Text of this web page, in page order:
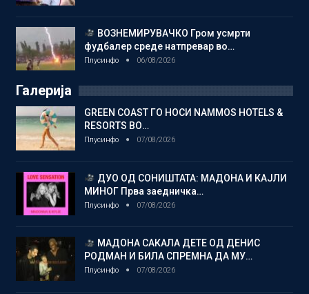
ВОЗНЕМИРУВАЧКО Гром усмрти
фудбалер среде натпревар во…
Плусинфо 06/08/2026
Галерија
GREEN COAST ГО НОСИ NAMMOS HOTELS &
RESORTS ВО…
Плусинфо 07/08/2026
ДУО ОД СОНИШТАТА: МАДОНА И КАЈЛИ
МИНОГ Прва заедничка…
Плусинфо 07/08/2026
МАДОНА САКАЛА ДЕТЕ ОД ДЕНИС
РОДМАН И БИЛА СПРЕМНА ДА МУ…
Плусинфо 07/08/2026